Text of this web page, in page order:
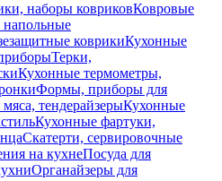
наборы ковриковКовровые
коврикиКухонные
Терки,
Кухонные термометры,
Формы, приборы для
тендерайзерыКухонные
Кухонные фартуки,
Скатерти, сервировочные
на кухнеПосуда для
Органайзеры для